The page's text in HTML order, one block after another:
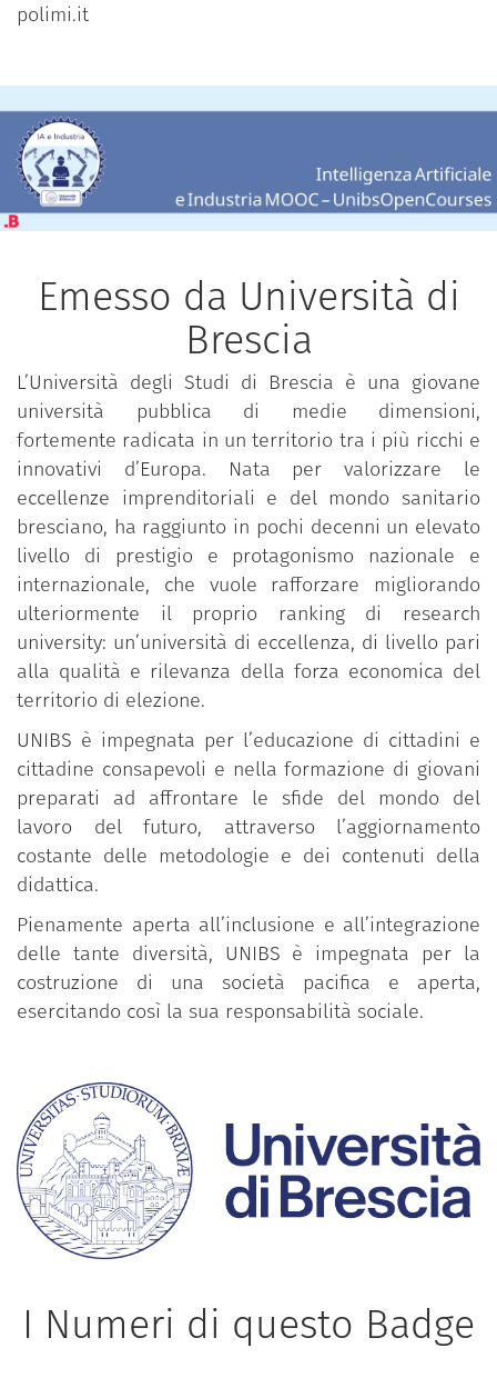
polimi.it
Emesso da Università di
Brescia
L’Università degli Studi di Brescia è una giovane
università pubblica di medie dimensioni,
fortemente radicata in un territorio tra i più ricchi e
innovativi d’Europa. Nata per valorizzare le
eccellenze imprenditoriali e del mondo sanitario
bresciano, ha raggiunto in pochi decenni un elevato
livello di prestigio e protagonismo nazionale e
internazionale, che vuole rafforzare migliorando
ulteriormente il proprio ranking di research
university: un’università di eccellenza, di livello pari
alla qualità e rilevanza della forza economica del
territorio di elezione.
UNIBS è impegnata per l’educazione di cittadini e
cittadine consapevoli e nella formazione di giovani
preparati ad affrontare le sfide del mondo del
lavoro del futuro, attraverso l’aggiornamento
costante delle metodologie e dei contenuti della
didattica.
Pienamente aperta all’inclusione e all’integrazione
delle tante diversità, UNIBS è impegnata per la
costruzione di una società pacifica e aperta,
esercitando così la sua responsabilità sociale.
I Numeri di questo Badge